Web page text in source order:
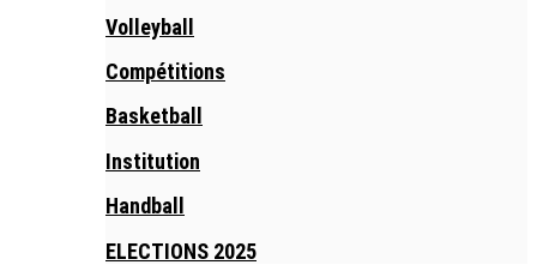
Volleyball
Compétitions
Basketball
Institution
Handball
ELECTIONS 2025